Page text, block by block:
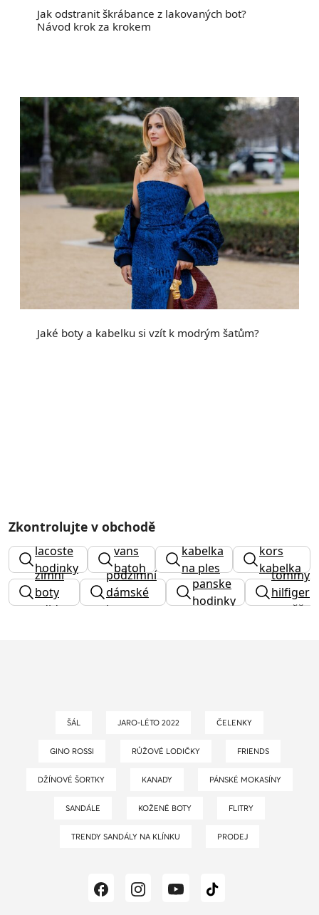
Jak odstranit škrábance z lakovaných bot?
Návod krok za krokem
Jaké boty a kabelku si vzít k modrým šatům?
Zkontrolujte v obchodě
lacoste
hodinky
vans
batoh
kabelka
na ples
kors
kabelka
černá
zimní
boty
adidas
podzimní
dámské
boty
panske
hodinky
tommy
hilfiger
ŠÁL JARO-LÉTO 2022 ČELENKY
GINO ROSSI RŮŽOVÉ LODIČKY FRIENDS
DŽÍNOVÉ ŠORTKY KANADY PÁNSKÉ MOKASÍNY
SANDÁLE KOŽENÉ BOTY FLITRY
TRENDY SANDÁLY NA KLÍNKU PRODEJ